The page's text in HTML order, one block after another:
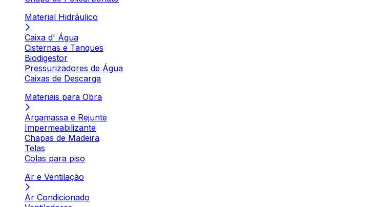
Material Hidráulico
Caixa d' Água
Cisternas e Tanques
Biodigestor
Pressurizadores de Água
Caixas de Descarga
Materiais para Obra
Argamassa e Rejunte
Impermeabilizante
Chapas de Madeira
Telas
Colas para piso
Ar e Ventilação
Ar Condicionado